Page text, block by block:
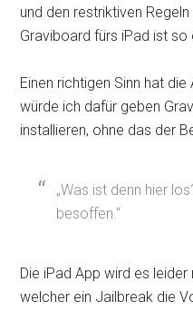
und den restriktiven
Graviboard fürs iPad ist so
Einen richtigen Sinn hat
würde ich dafür geben
installieren, ohne das der
„Was ist denn hier
besoffen.“
Die iPad App wird es
welcher ein Jailbreak die